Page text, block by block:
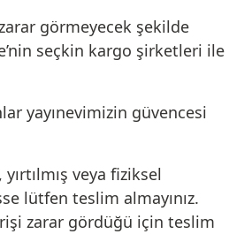
görmeyecek şekilde
seçkin kargo şirketleri ile
yayınevimizin güvencesi
veya fiziksel
lütfen teslim almayınız.
zarar gördüğü için teslim